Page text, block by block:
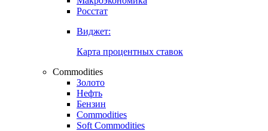
Росстат
Виджет:
Карта процентных ставок
Commodities
Золото
Нефть
Бензин
Commodities
Soft Commodities